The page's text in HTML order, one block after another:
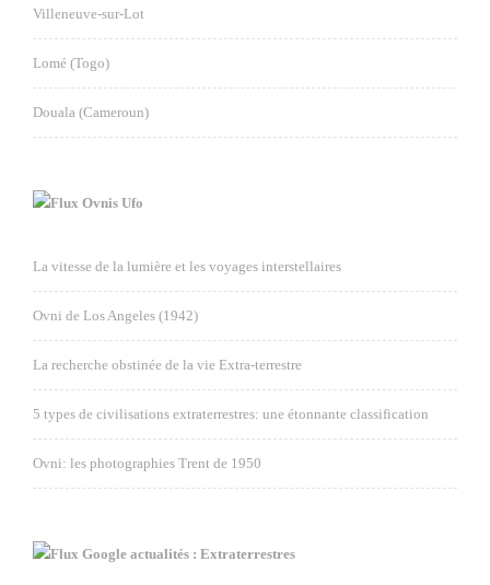
Villeneuve-sur-Lot
Lomé (Togo)
Douala (Cameroun)
Ovnis Ufo
La vitesse de la lumière et les voyages interstellaires
Ovni de Los Angeles (1942)
La recherche obstinée de la vie Extra-terrestre
5 types de civilisations extraterrestres: une étonnante classification
Ovni: les photographies Trent de 1950
Google actualités : Extraterrestres